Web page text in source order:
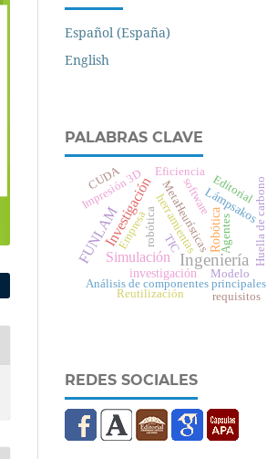
Español (España)
English
PALABRAS CLAVE
Ingeniería
Investigación
Simulación
FUNLAM Robótica
investigación
herramientasLámpsakos
Impresión 3D MetaHeurísticas Huella de carbono
Análisis de componentes principales
Agentes
robótica
CUDA Editorial
Reutilización
TIC
Empresa
requisitos
Eficiencia
Modelo
software
REDES SOCIALES